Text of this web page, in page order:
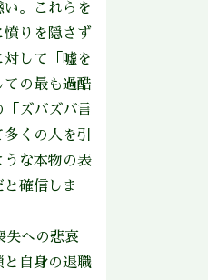
い。これらを
りを隠さず
して「嘘を
ての最も過酷
「ズバズバ言
くの人を引
うな本物の表
確信しま
失への悲哀
と自身の退職